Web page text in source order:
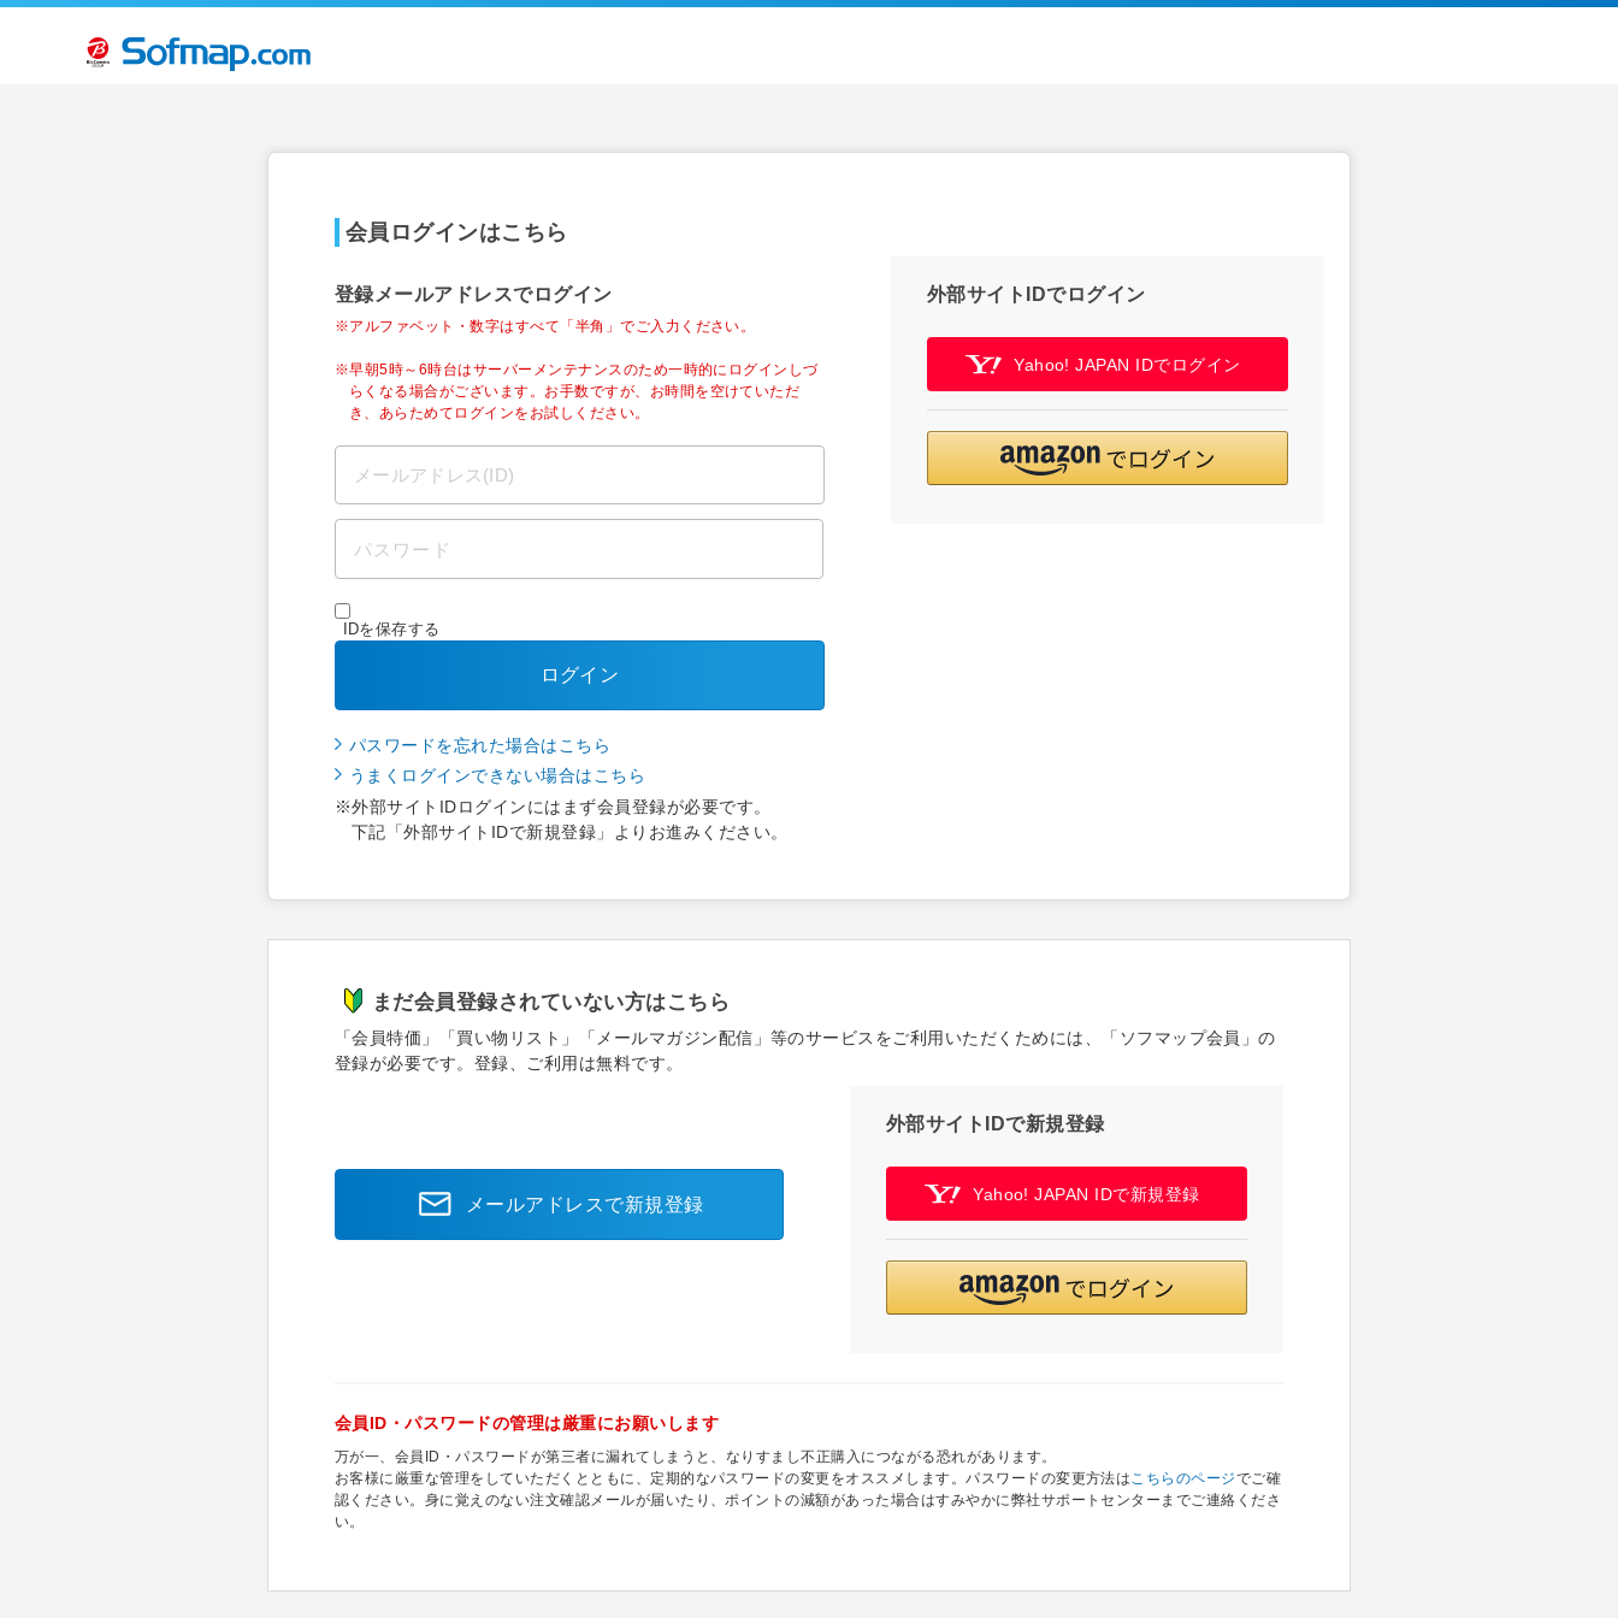
会員ログインはこちら
登録メールアドレスでログイン
※アルファベット・数字はすべて「半角」でご入力ください。
※早朝5時～6時台はサーバーメンテナンスのため一時的にログインしづ
らくなる場合がございます。お手数ですが、お時間を空けていただ
き、あらためてログインをお試しください。
IDを保存する
ログイン
パスワードを忘れた場合はこちら
うまくログインできない場合はこちら
※外部サイトIDログインにはまず会員登録が必要です。
下記「外部サイトIDで新規登録」よりお進みください。
外部サイトIDでログイン
Yahoo! JAPAN IDでログイン
まだ会員登録されていない方はこちら
「会員特価」「買い物リスト」「メールマガジン配信」等のサービスをご利用いただくためには、「ソフマップ会員」の
登録が必要です。登録、ご利用は無料です。
メールアドレスで新規登録
外部サイトIDで新規登録
Yahoo! JAPAN IDで新規登録
会員ID・パスワードの管理は厳重にお願いします
万が一、会員ID・パスワードが第三者に漏れてしまうと、なりすまし不正購入につながる恐れがあります。
お客様に厳重な管理をしていただくとともに、定期的なパスワードの変更をオススメします。パスワードの変更方法はこちらのページでご確
認ください。身に覚えのない注文確認メールが届いたり、ポイントの減額があった場合はすみやかに弊社サポートセンターまでご連絡くださ
い。